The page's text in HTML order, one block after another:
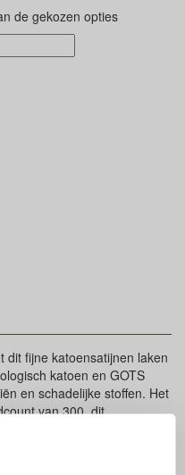
de gekozen opties
dit fijne katoensatijnen laken
katoen en GOTS
en schadelijke stoffen. Het
van 300, dit
zijn gebruikt. Dit geeft
gevoel. Het
maten en